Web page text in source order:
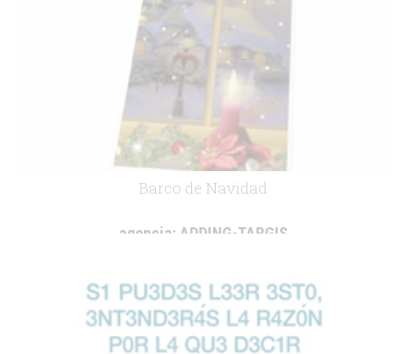
Barco de Navidad
agencia:ADDING-TARGIS